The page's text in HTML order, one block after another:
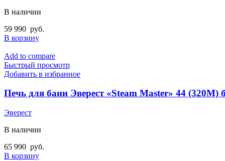
В наличии
59 990 руб.
В корзину
Add to compare
Быстрый просмотр
Добавить в избранное
Печь для бани Эверест «Steam Master» 44 (320М)
Эверест
В наличии
65 990 руб.
В корзину